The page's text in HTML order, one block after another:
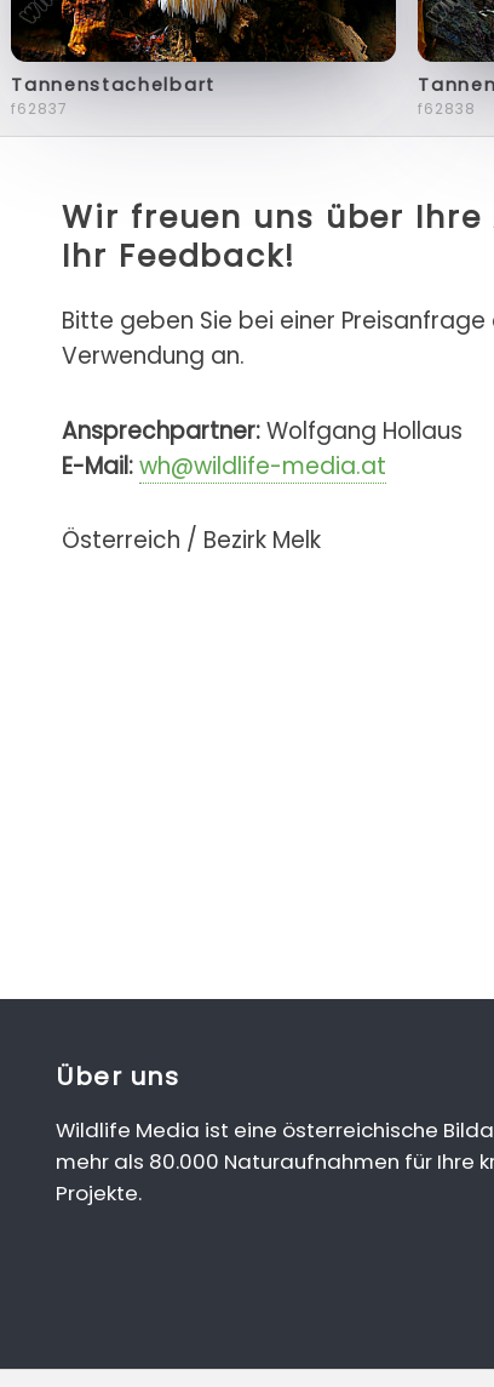
Tannenstachelbart
f62837 f62838
Wir freuen uns über Ihre
Ihr Feedback!
Bitte geben Sie bei einer
Verwendung an.
Ansprechpartner:Wolfgang Hollaus
E-Mail:wh@wildlife-media.at
Österreich / Bezirk Melk
Über uns
Wildlife Media ist eine österreichische
mehr als 80.000 Naturaufnahmen für Ihre
Projekte.